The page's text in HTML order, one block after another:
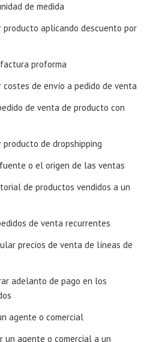
de medida
producto aplicando descuento por
proforma
costes de envío a pedido de venta
de venta de producto con
producto de dropshipping
o el origen de las ventas
de productos vendidos a un
de venta recurrentes
precios de venta de líneas de
adelanto de pago en los
agente o comercial
un agente o comercial a un